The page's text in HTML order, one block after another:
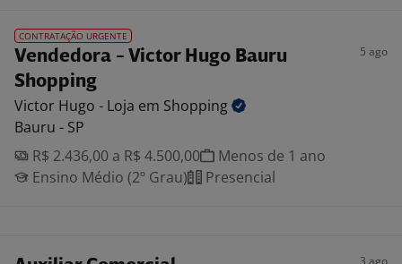
CONTRATAÇÃO URGENTE
Vendedora - Victor Hugo Bauru
Shopping
5 ago
Victor Hugo - Loja em Shopping
Bauru - SP
R$ 2.436,00 a R$ 4.500,00
Menos de 1 ano
Ensino Médio (2º Grau)
Presencial
3 ago